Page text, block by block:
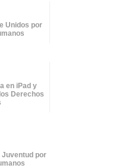
Unidos por
en iPad y
Derechos
Juventud por